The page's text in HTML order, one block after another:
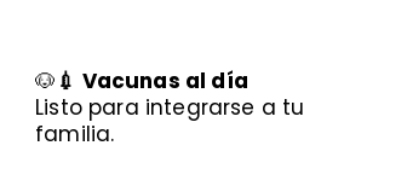
🐶 💉 Vacunas al día
Listo para integrarse a tu
familia.